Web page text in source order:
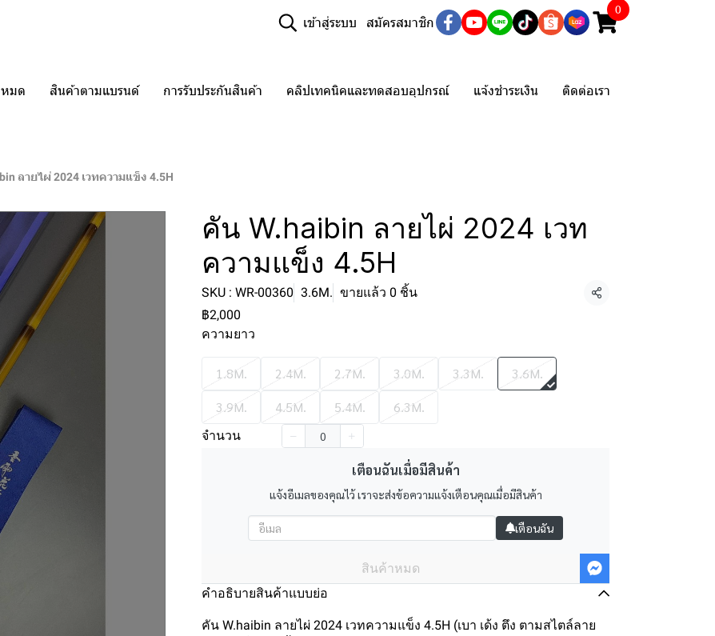
เข้าสู่ระบบ สมัครสมาชิก
0
มด สินค้าตามแบรนด์ การรับประกันสินค้า คลิปเทคนิคและทดสอบอุปกรณ์ แจ้งชำระเงิน ติดต่อเรา
ลายไผ่ 2024 เวทความแข็ง 4.5H
คัน W.haibin ลายไผ่ 2024 เวท
ความแข็ง 4.5H
SKU : WR-00360 3.6M. ขายแล้ว 0 ชิ้น แชร์
฿2,000
ความยาว
1.8M. 2.4M. 2.7M. 3.0M. 3.3M.
3.6M.
3.9M.
4.5M. 5.4M. 6.3M.
จำนวน
เตือนฉันเมื่อมีสินค้า
แจ้งอีเมลของคุณไว้ เราจะส่งข้อความแจ้งเตือนคุณเมื่อมีสินค้า
เตือนฉัน
สินค้าหมด
คำอธิบายสินค้าแบบย่อ
คัน W.haibin ลายไผ่ 2024 เวทความแข็ง 4.5H (เบา เด้ง ตึง ตามสไตล์ลาย